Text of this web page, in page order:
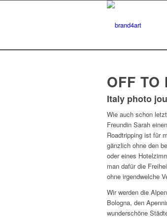
OFF
Italy photo
Wie auch schon
Freundin Sarah
Roadtripping ist für
gänzlich ohne den
oder eines
man dafür die
ohne irgendwelche
Wir werden die
Bologna, den
wunderschöne